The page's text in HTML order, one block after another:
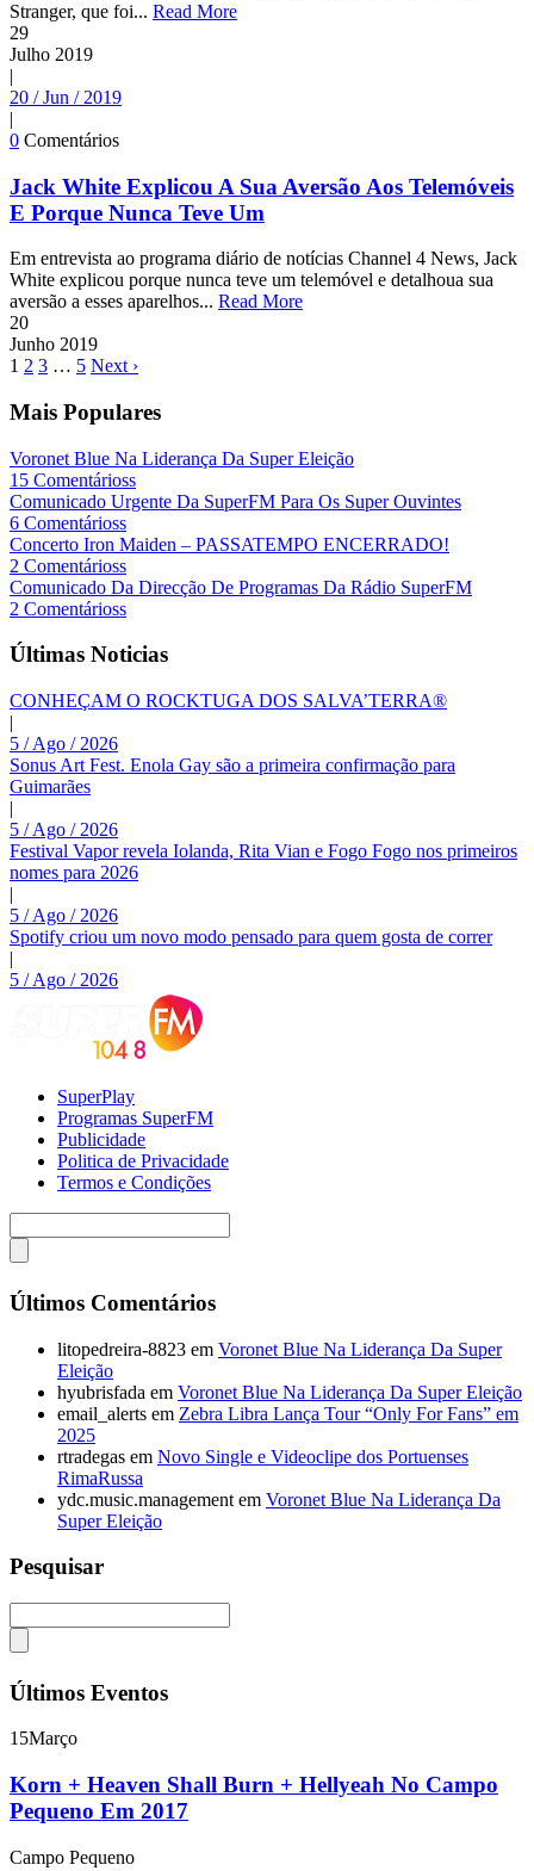
Stranger, que foi... Read More
29
Julho 2019
|
20 / Jun / 2019
|
0 Comentários
Jack White Explicou A Sua Aversão Aos Telemóveis
E Porque Nunca Teve Um
Em entrevista ao programa diário de notícias Channel 4 News, Jack
White explicou porque nunca teve um telemóvel e detalhoua sua
aversão a esses aparelhos... Read More
20
Junho 2019
1 2 3 … 5 Next ›
Mais Populares
Voronet Blue Na Liderança Da Super Eleição
15 Comentárioss
Comunicado Urgente Da SuperFM Para Os Super Ouvintes
6 Comentárioss
Concerto Iron Maiden – PASSATEMPO ENCERRADO!
2 Comentárioss
Comunicado Da Direcção De Programas Da Rádio SuperFM
2 Comentárioss
Últimas Noticias
CONHEÇAM O ROCKTUGA DOS SALVA’TERRA®
|
5 / Ago / 2026
Sonus Art Fest. Enola Gay são a primeira confirmação para
Guimarães
|
5 / Ago / 2026
Festival Vapor revela Iolanda, Rita Vian e Fogo Fogo nos primeiros
nomes para 2026
|
5 / Ago / 2026
Spotify criou um novo modo pensado para quem gosta de correr
|
5 / Ago / 2026
SuperPlay
Programas SuperFM
Publicidade
Politica de Privacidade
Termos e Condições
Últimos Comentários
litopedreira-8823 em Voronet Blue Na Liderança Da Super
Eleição
hyubrisfada em Voronet Blue Na Liderança Da Super Eleição
email_alerts em Zebra Libra Lança Tour “Only For Fans” em
2025
rtradegas em Novo Single e Videoclipe dos Portuenses
RimaRussa
ydc.music.management em Voronet Blue Na Liderança Da
Super Eleição
Pesquisar
Últimos Eventos
15Março
Korn + Heaven Shall Burn + Hellyeah No Campo
Pequeno Em 2017
Campo Pequeno